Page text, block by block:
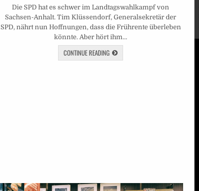
Die SPD hat es schwer im Landtagswahlkampf von
Sachsen-Anhalt. Tim Klüssendorf, Generalsekretär der
SPD, nährt nun Hoffnungen, dass die Frührente überleben
könnte. Aber hört ihm…
CONTINUE READING